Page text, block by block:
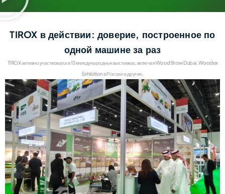
TIROX в действии: доверие, построенное по
одной машине за раз
TIROX активно участвовала в 13 международных выставках, включая WoodShow Dubai, Woodex
Exhibition в России и другие.